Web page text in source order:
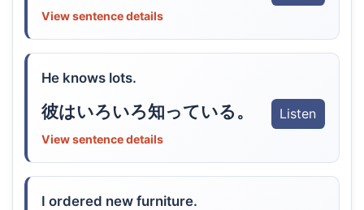
View sentence details
He knows lots.
彼はいろいろ知っている。 Listen
View sentence details
I ordered new furniture.